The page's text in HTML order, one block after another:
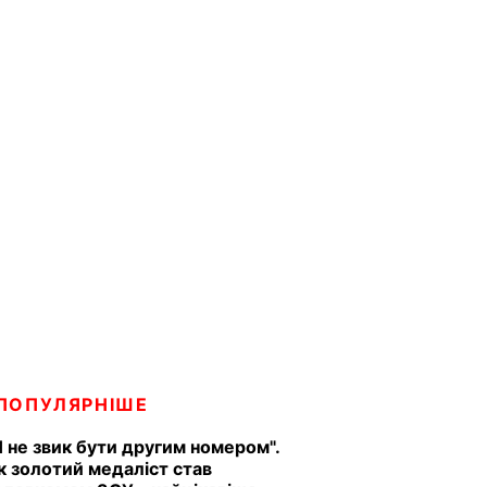
не звик бути другим номером".
золотий медаліст став